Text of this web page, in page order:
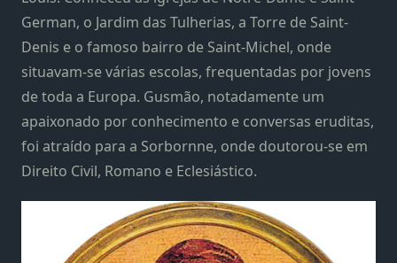
German, o Jardim das Tulherias, a Torre de Saint-
Denis e o famoso bairro de Saint-Michel, onde
situavam-se várias escolas, frequentadas por jovens
de toda a Europa. Gusmão, notadamente um
apaixonado por conhecimento e conversas eruditas,
foi atraído para a Sorbornne, onde doutorou-se em
Direito Civil, Romano e Eclesiástico.